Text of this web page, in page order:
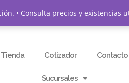
Tienda Cotizador Contacto
Sucursales
• Consulta precios y existencias